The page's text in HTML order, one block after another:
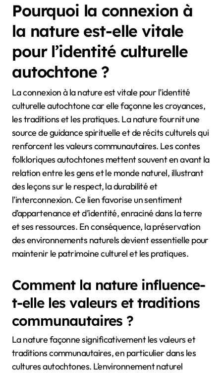
Pourquoi la connexion à
la nature est-elle vitale
pour l’identité culturelle
autochtone ?
La connexion à la nature est vitale pour l’identité
culturelle autochtone car elle façonne les croyances,
les traditions et les pratiques. La nature fournit une
source de guidance spirituelle et de récits culturels qui
renforcent les valeurs communautaires. Les contes
folkloriques autochtones mettent souvent en avant la
relation entre les gens et le monde naturel, illustrant
des leçons sur le respect, la durabilité et
l’interconnexion. Ce lien favorise un sentiment
d’appartenance et d’identité, enraciné dans la terre
et ses ressources. En conséquence, la préservation
des environnements naturels devient essentielle pour
maintenir le patrimoine culturel et les pratiques.
Comment la nature influence-
t-elle les valeurs et traditions
communautaires ?
La nature façonne significativement les valeurs et
traditions communautaires, en particulier dans les
cultures autochtones. L’environnement naturel